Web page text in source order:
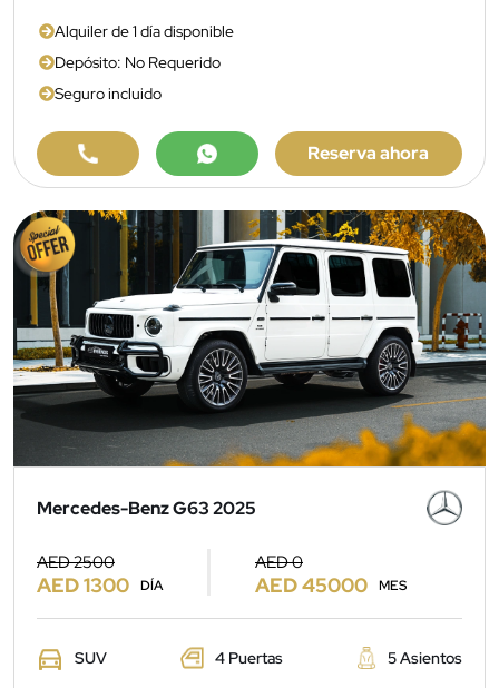
Alquiler de 1 día disponible
Depósito: No Requerido
Seguro incluido
Reserva ahora
Mercedes-Benz G63 2025
AED 2500
AED 1300 DÍA
AED 0
AED 45000 MES
SUV 4 Puertas 5 Asientos